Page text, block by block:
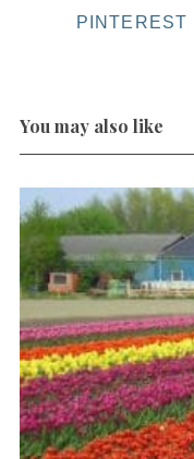
PINTEREST
You may also like